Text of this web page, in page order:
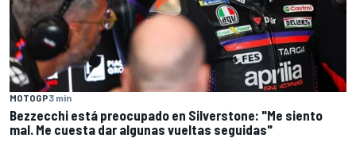
MOTOGP3 min
Bezzecchi está preocupado en Silverstone: "Me siento
mal. Me cuesta dar algunas vueltas seguidas"